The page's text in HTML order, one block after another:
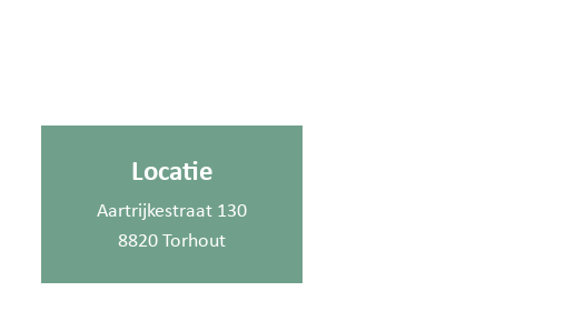
Locatie
Aartrijkestraat 130
8820 Torhout